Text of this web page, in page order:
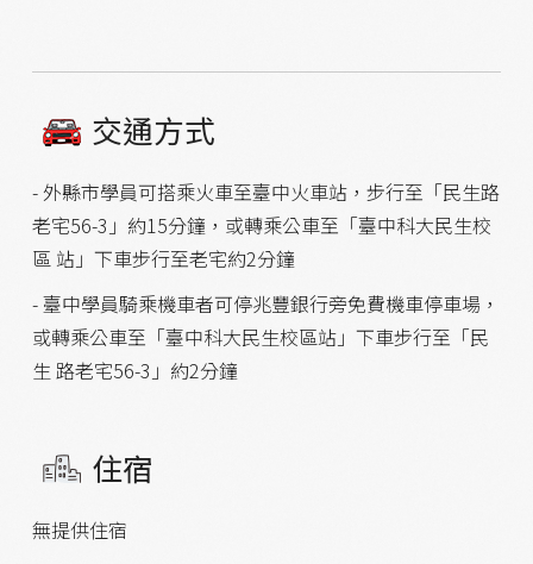
交通方式
- 外縣市學員可搭乘火車至臺中火車站，步行至「民生路
老宅56-3」約15分鐘，或轉乘公車至「臺中科大民生校
區 站」下車步行至老宅約2分鐘
- 臺中學員騎乘機車者可停兆豐銀行旁免費機車停車場，
或轉乘公車至「臺中科大民生校區站」下車步行至「民
生 路老宅56-3」約2分鐘
住宿
無提供住宿